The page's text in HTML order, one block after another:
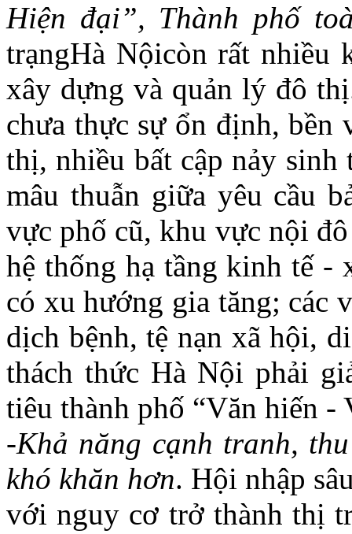
Hiện đại”, Thành phố
trạngHà Nộicòn rất nhiều
xây dựng và quản lý đô
chưa thực sự ổn định, bền
thị, nhiều bất cập nảy
mâu thuẫn giữa yêu cầu
vực phố cũ, khu vực nội
hệ thống hạ tầng kinh tế -
có xu hướng gia tăng; các
dịch bệnh, tệ nạn xã hội,
thách thức Hà Nội phải
tiêu thành phố “Văn hiến -
-Khả năng cạnh tranh,
khó khăn hơn. Hội nhập
với nguy cơ trở thành thị